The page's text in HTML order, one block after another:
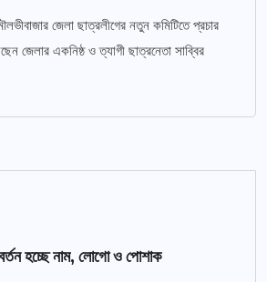
জেলা ছাত্রলীগের নতুন কমিটিতে প্রচার
জেলার একনিষ্ঠ ও ত্যাগী ছাত্রনেতা সাব্বির
হচ্ছে নাম, লোগো ও পোশাক